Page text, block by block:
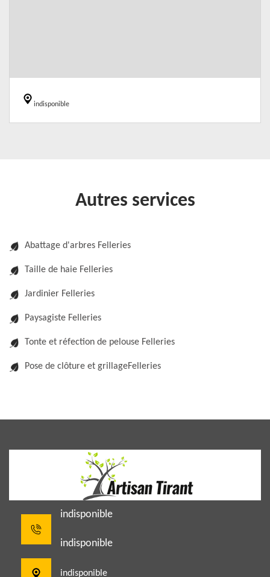
indisponible
Autres services
Abattage d'arbres Felleries
Taille de haie Felleries
Jardinier Felleries
Paysagiste Felleries
Tonte et réfection de pelouse Felleries
Pose de clôture et grillageFelleries
indisponible
indisponible
indisponible